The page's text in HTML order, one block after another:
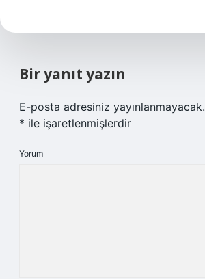
Bir yanıt yazın
E-posta adresiniz yayınlanmayacak.
* ile işaretlenmişlerdir
Yorum